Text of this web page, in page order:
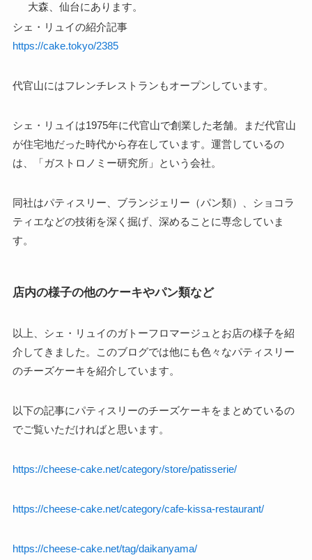
大森、仙台にあります。
シェ・リュイの紹介記事
https://cake.tokyo/2385
代官山にはフレンチレストランもオープンしています。
シェ・リュイは1975年に代官山で創業した老舗。
まだ代官山
が住宅地だった時代から存在しています。運営しているの
は、「ガストロノミー研究所」という会社。
同社はパティスリー、ブランジェリー（パン類）、ショコラ
ティエなどの技術を深く掘げ、深めることに専念していま
す。
店内の様子の他のケーキやパン類など
以上、シェ・リュイのガトーフロマージュとお店の様子を紹
介してきました。このブログでは他にも色々なパティスリー
のチーズケーキを紹介しています。
以下の記事にパティスリーのチーズケーキをまとめているの
でご覧いただければと思います。
https://cheese-cake.net/category/store/patisserie/
https://cheese-cake.net/category/cafe-kissa-restaurant/
https://cheese-cake.net/tag/daikanyama/